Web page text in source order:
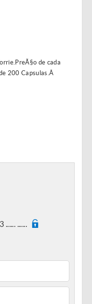
de cada
200 Capsulas.Â
...... ......